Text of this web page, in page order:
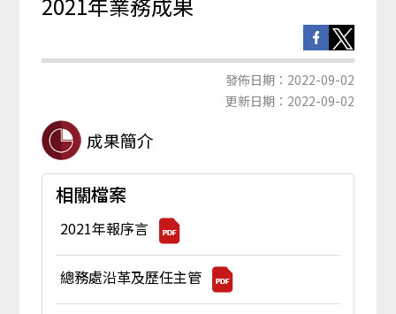
發佈日期：2022-09-02
更新日期：2022-09-02
成果簡介
相關檔案
2021年報序言
總務處沿革及歷任主管